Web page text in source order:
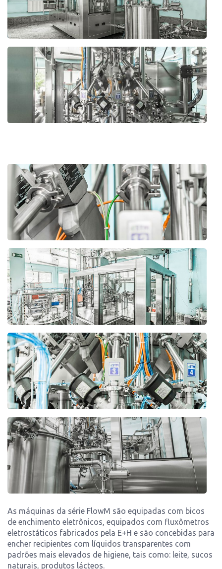
As máquinas da série FlowM são equipadas com bicos
de enchimento eletrônicos, equipados com fluxômetros
eletrostáticos fabricados pela E+H e são concebidas para
encher recipientes com líquidos transparentes com
padrões mais elevados de higiene, tais como: leite, sucos
naturais, produtos lácteos.